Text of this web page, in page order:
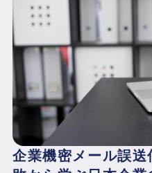
企業機密メール誤